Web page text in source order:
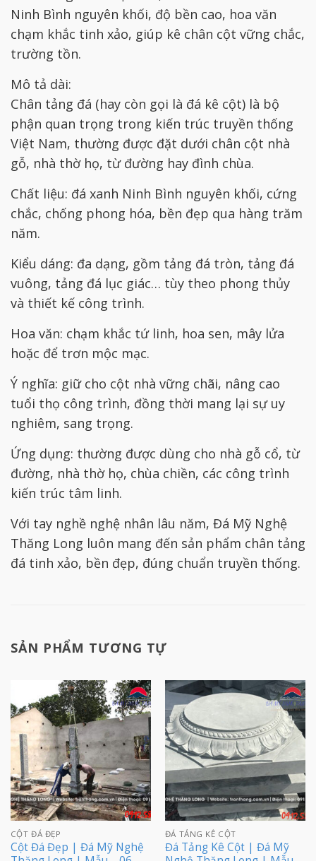
Ninh Bình nguyên khối, độ bền cao, hoa văn
chạm khắc tinh xảo, giúp kê chân cột vững chắc,
trường tồn.
Mô tả dài:
Chân tảng đá (hay còn gọi là đá kê cột) là bộ
phận quan trọng trong kiến trúc truyền thống
Việt Nam, thường được đặt dưới chân cột nhà
gỗ, nhà thờ họ, từ đường hay đình chùa.
Chất liệu: đá xanh Ninh Bình nguyên khối, cứng
chắc, chống phong hóa, bền đẹp qua hàng trăm
năm.
Kiểu dáng: đa dạng, gồm tảng đá tròn, tảng đá
vuông, tảng đá lục giác… tùy theo phong thủy
và thiết kế công trình.
Hoa văn: chạm khắc tứ linh, hoa sen, mây lửa
hoặc để trơn mộc mạc.
Ý nghĩa: giữ cho cột nhà vững chãi, nâng cao
tuổi thọ công trình, đồng thời mang lại sự uy
nghiêm, sang trọng.
Ứng dụng: thường được dùng cho nhà gỗ cổ, từ
đường, nhà thờ họ, chùa chiền, các công trình
kiến trúc tâm linh.
Với tay nghề nghệ nhân lâu năm, Đá Mỹ Nghệ
Thăng Long luôn mang đến sản phẩm chân tảng
đá tinh xảo, bền đẹp, đúng chuẩn truyền thống.
SẢN PHẨM TƯƠNG TỰ
CỘT ĐÁ ĐẸP
Cột Đá Đẹp | Đá Mỹ Nghệ
ĐÁ TẢNG KÊ CỘT
Đá Tảng Kê Cột | Đá Mỹ